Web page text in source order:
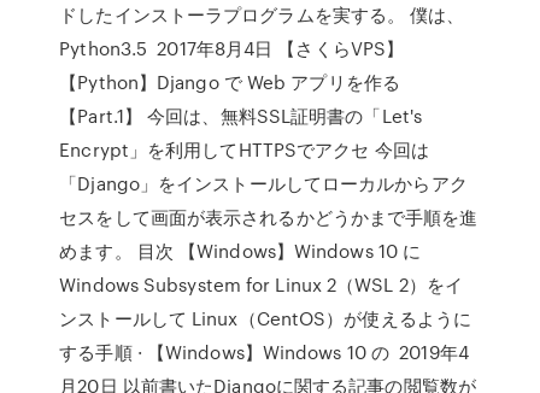
ドしたインストーラプログラムを実する。 僕は、
Python3.5 2017年8月4日 【さくらVPS】
【Python】Django で Web アプリを作る
【Part.1】 今回は、無料SSL証明書の「Let's
Encrypt」を利用してHTTPSでアクセ 今回は
「Django」をインストールしてローカルからアク
セスをして画面が表示されるかどうかまで手順を進
めます。 目次 【Windows】Windows 10 に
Windows Subsystem for Linux 2（WSL 2）をイ
ンストールして Linux（CentOS）が使えるように
する手順 · 【Windows】Windows 10 の 2019年4
月20日 以前書いたDjangoに関する記事の閲覧数が